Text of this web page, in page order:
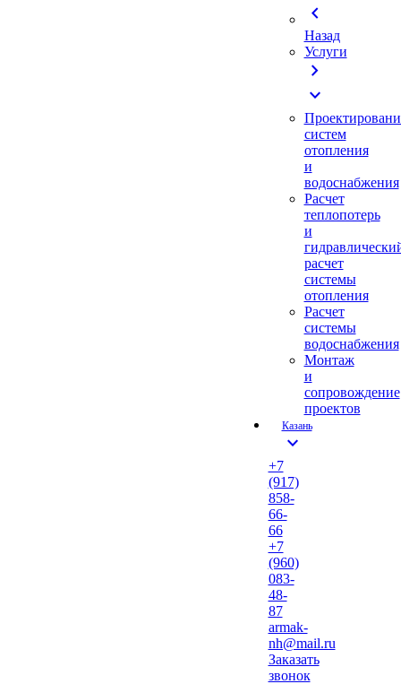
chevron_left
Назад
Услуги
chevron_right
expand_more
систем
отопления
и
водоснабжения
Расчет
теплопотерь
и
расчет
системы
отопления
Расчет
системы
водоснабжения
Монтаж
и
сопровождение
проектов
Казань
expand_more
+7
(917)
858-
66-
66
+7
(960)
083-
48-
87
armak-
nh@mail.ru
Заказать
звонок